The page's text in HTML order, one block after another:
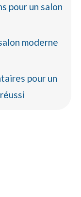
pour un salon
moderne
pour un